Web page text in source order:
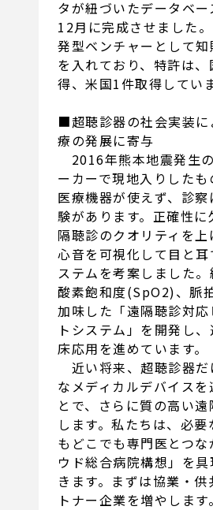
タが紐づいたデータベ
12月に完成させました
発型ベンチャーとして
を入れており、特許は、
得、米国1件取得していま
■超聴診器の社会実装に
療の発展に寄与
2016年熊本地震発生
ーカーで現地入りしたも
医療機器が使えず、診察
験があります。正確性に
隔聴診のクオリティを上
心音を可視化して目と
ステムを考案しました
酸素飽和度(SpO2)、脈
加味した「遠隔聴診対応
トシステム」を開発し
床応用を進めています。
近い将来、超聴診器だ
なメディカルデバイスを
とで、さらに質の高い
します。私たちは、必
もどこでも専門医とつな
ウド総合病院構想」を
きます。まずは協業・供
トナー企業を増やします。